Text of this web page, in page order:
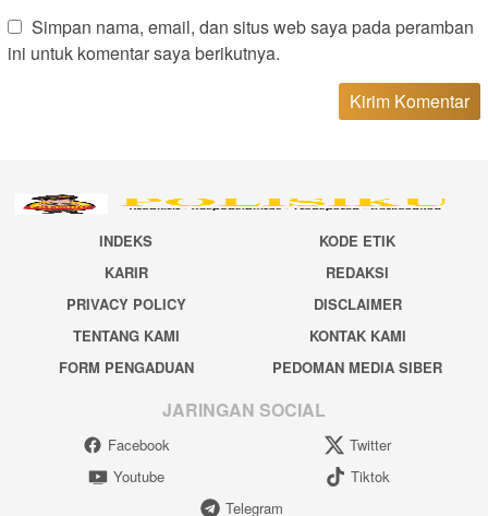
Simpan nama, email, dan situs web saya pada peramban
ini untuk komentar saya berikutnya.
INDEKS
KODE ETIK
KARIR
REDAKSI
PRIVACY POLICY
DISCLAIMER
TENTANG KAMI
KONTAK KAMI
FORM PENGADUAN
PEDOMAN MEDIA SIBER
JARINGAN SOCIAL
Facebook
Twitter
Youtube
Tiktok
Telegram